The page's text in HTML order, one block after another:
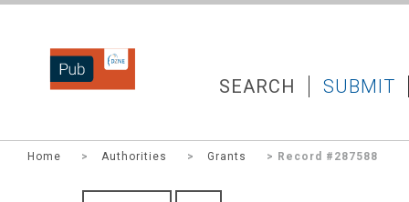
DZNEPUB SEARCH SUBMIT
Home > Authorities > Grants > Record #287588